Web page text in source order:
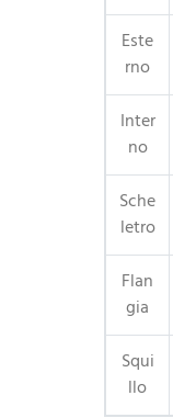
Este
rno
Inter
no
Sche
letro
Flan
gia
Squi
llo